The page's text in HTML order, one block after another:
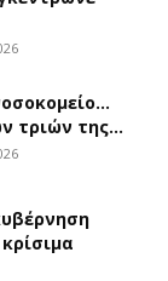
τριών της...